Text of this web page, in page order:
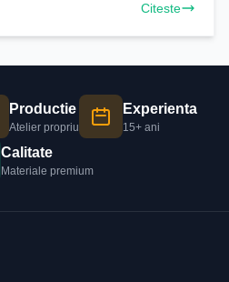
Citeste
Productie
Atelier propriu
Experienta
15+ ani
Calitate
Materiale premium